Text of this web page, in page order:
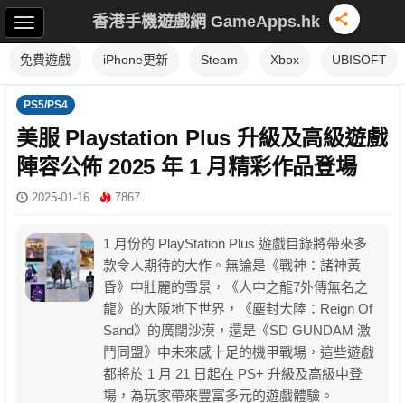
香港手機遊戲網 GameApps.hk
免費遊戲 iPhone更新 Steam Xbox UBISOFT
PS5/PS4
美服 Playstation Plus 升級及高級遊戲
陣容公佈 2025 年 1 月精彩作品登場
2025-01-16 7867
1 月份的 PlayStation Plus 遊戲目錄將帶來多
款令人期待的大作。無論是《戰神：諸神黃
昏》中壯麗的雪景，《人中之龍7外傳無名之
龍》的大阪地下世界，《塵封大陸：Reign Of
Sand》的廣闊沙漠，還是《SD GUNDAM 激
鬥同盟》中未來感十足的機甲戰場，這些遊戲
都將於 1 月 21 日起在 PS+ 升級及高級中登
場，為玩家帶來豐富多元的遊戲體驗。